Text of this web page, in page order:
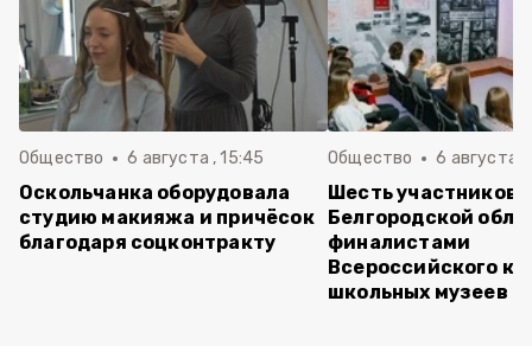
Общество 6 августа , 15:45
Оскольчанка оборудовала
студию макияжа и причёсок
благодаря соцконтракту
Общество 6 августа ,
Шесть участников
Белгородской
финалистами
Всероссийского
школьных музеев